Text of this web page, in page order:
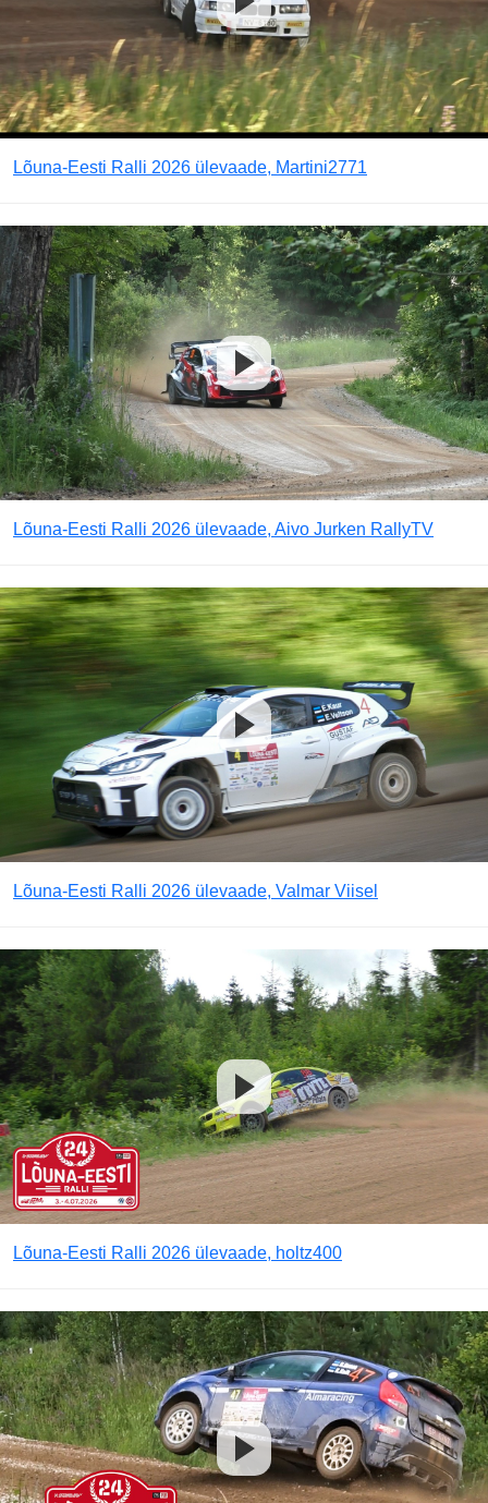
Lõuna-Eesti Ralli 2026 ülevaade, Martini2771
Lõuna-Eesti Ralli 2026 ülevaade, Aivo Jurken RallyTV
Lõuna-Eesti Ralli 2026 ülevaade, Valmar Viisel
Lõuna-Eesti Ralli 2026 ülevaade, holtz400